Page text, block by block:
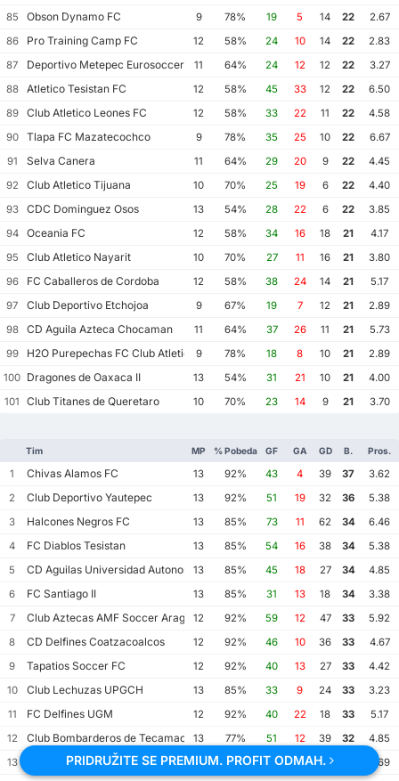
85
Obson Dynamo FC 9 78% 19 5 14 22
2.67
86
Pro Training Camp FC 12 58% 24 10 14 22
2.83
87
Deportivo Metepec Eurosoccer FC
11 64% 24 12 12 22
3.27
88
Atletico Tesistan FC 12 58% 45 33 12 22
6.50
89
Club Atletico Leones FC 12 58% 33 22 11 22
4.58
90
Tlapa FC Mazatecochco 9 78% 35 25 10 22
6.67
91
Selva Canera 11 64% 29 20 9 22
4.45
92
Club Atletico Tijuana 10 70% 25 19 6 22
4.40
93
CDC Dominguez Osos 13 54% 28 22 6 22
3.85
94
Oceania FC 12 58% 34 16 18 21
4.17
95
Club Atletico Nayarit 10 70% 27 11 16 21
3.80
96
FC Caballeros de Cordoba 12 58% 38 24 14 21
5.17
97
Club Deportivo Etchojoa 9 67% 19 7 12 21
2.89
98
CD Aguila Azteca Chocaman 11 64% 37 26 11 21
5.73
99
H2O Purepechas FC Club Atletico Morelia II
9 78% 18 8 10 21
2.89
100 Dragones de Oaxaca II 13 54% 31 21 10 21
4.00
101
Club Titanes de Queretaro 10 70% 23 14 9 21 3.70
Tim MP % Pobeda GF GA GD B. Pros.
1 Chivas Alamos FC 13 92% 43 4 39 37
3.62
2
Club Deportivo Yautepec 13 92% 51 19 32 36
5.38
3
Halcones Negros FC 13 85% 73 11 62 34
6.46
4
FC Diablos Tesistan 13 85% 54 16 38 34
5.38
5
CD Aguilas Universidad Autonoma de Guerrero
13 85% 45 18 27 34
4.85
6
FC Santiago II 13 85% 31 13 18 34
3.38
7
Club Aztecas AMF Soccer Aragon12 92% 59 12 47 33
5.92
8
CD Delfines Coatzacoalcos 12 92% 46 10 36 33
4.67
9
Tapatios Soccer FC 12 92% 40 13 27 33
4.42
10
Club Lechuzas UPGCH 13 85% 33 9 24 33
3.23
11
FC Delfines UGM 12 92% 40 22 18 33
5.17
12
Club Bombarderos de Tecamac 13 77% 51 12 39 32
4.85
13
Azucareros de Tezonapa FC 13 77% 52 22 30
5.69
PRIDRUŽITE SE PREMIUM. PROFIT ODMAH.